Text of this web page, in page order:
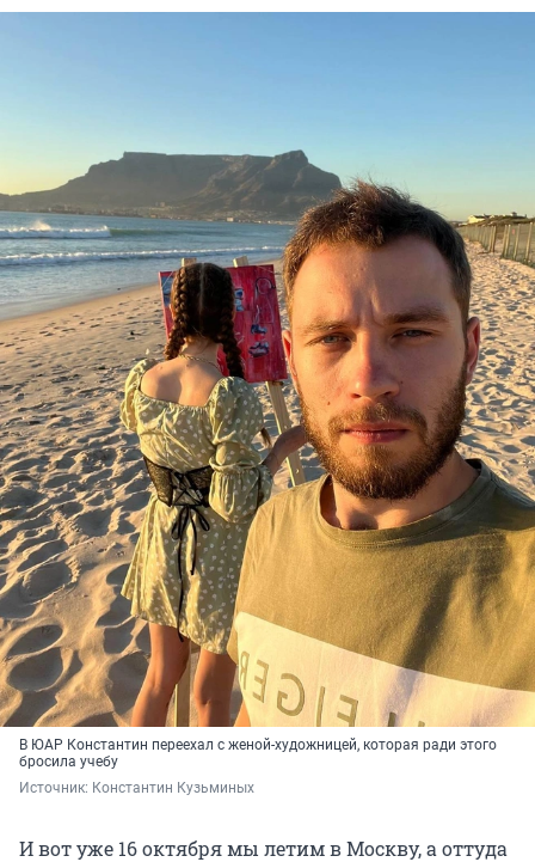
В ЮАР Константин переехал с женой-художницей, которая ради этого
бросила учебу
Источник: Константин Кузьминых
И вот уже 16 октября мы летим в Москву, а оттуда